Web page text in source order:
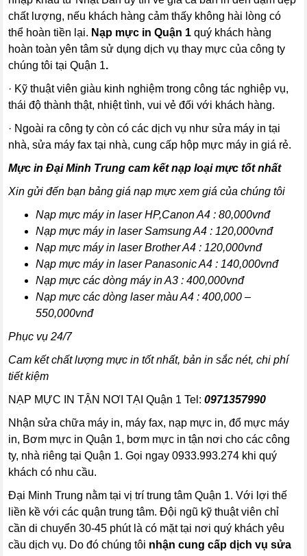
chất lượng, nếu khách hàng cảm thấy không hài lòng có
thể hoàn tiền lại. Nạp mực in Quận 1 quý khách hàng
hoàn toàn yên tâm sử dụng dịch vụ thay mực của công ty
chúng tôi tại Quận 1.
· Kỹ thuật viên giàu kinh nghiệm trong công tác nghiệp vụ,
thái độ thành thật, nhiệt tình, vui vẻ đối với khách hàng.
· Ngoài ra công ty còn có các dịch vụ như sửa máy in tại
nhà, sửa máy fax tại nhà, cung cấp hộp mực máy in giá rẻ.
Mực in Đại Minh Trung cam kết nạp loại mực tốt nhất
Xin gửi đến bạn bảng giá nạp mực xem giá của chúng tôi
Nạp mực máy in laser HP,Canon A4 : 80,000vnđ
Nạp mực máy in laser Samsung A4 : 120,000vnđ
Nạp mực máy in laser Brother A4 : 120,000vnđ
Nạp mực máy in laser Panasonic A4 : 140,000vnđ
Nạp mực các dòng máy in A3 : 400,000vnđ
Nạp mực các dòng laser màu A4 : 400,000 –
550,000vnđ
Phục vụ 24/7
Cam kết chất lượng mực in tốt nhất, bản in sắc nét, chi phí
tiết kiệm
NẠP MỰC IN TẬN NƠI TẠI Quận 1 Tel:0971357990
Nhận sửa chữa máy in, máy fax, nạp mực in, đổ mực máy
in, Bơm mực in Quận 1, bơm mực in tận nơi cho các công
ty, nhà riêng tại Quận 1. Gọi ngay0933.993.274 khi quý
khách có nhu cầu.
Đại Minh Trung nằm tại vị trí trung tâm Quận 1. Với lợi thế
liền kề với các quận trung tâm. Đội ngũ kỹ thuật viên chỉ
cần di chuyển 30-45 phút là có mặt tại nơi quý khách yêu
cầu dịch vụ. Do đó chúng tôi nhận cung cấp dịch vụ sửa